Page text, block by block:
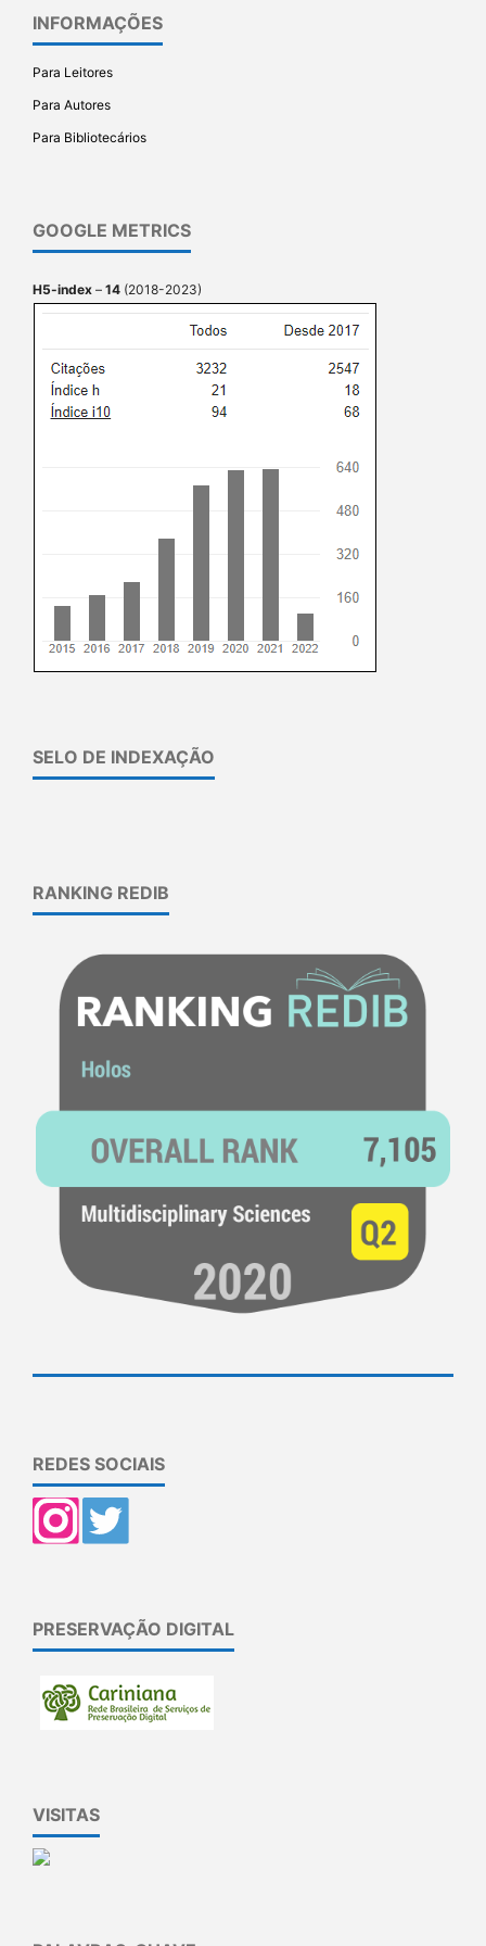
INFORMAÇÕES
Para Leitores
Para Autores
Para Bibliotecários
GOOGLE METRICS
H5-index – 14 (2018-2023)
SELO DE INDEXAÇÃO
RANKING REDIB
REDES SOCIAIS
PRESERVAÇÃO DIGITAL
VISITAS